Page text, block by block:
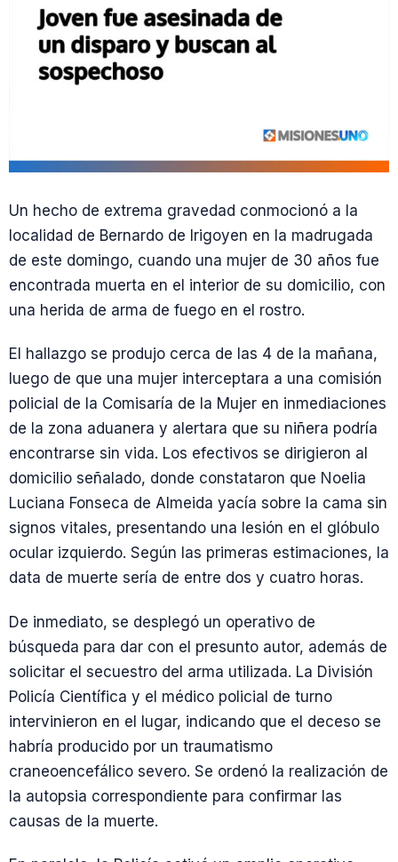
Un hecho de extrema gravedad conmocionó a la
localidad de Bernardo de Irigoyen en la madrugada
de este domingo, cuando una mujer de 30 años fue
encontrada muerta en el interior de su domicilio, con
una herida de arma de fuego en el rostro.
El hallazgo se produjo cerca de las 4 de la mañana,
luego de que una mujer interceptara a una comisión
policial de la Comisaría de la Mujer en inmediaciones
de la zona aduanera y alertara que su niñera podría
encontrarse sin vida. Los efectivos se dirigieron al
domicilio señalado, donde constataron que Noelia
Luciana Fonseca de Almeida yacía sobre la cama sin
signos vitales, presentando una lesión en el glóbulo
ocular izquierdo. Según las primeras estimaciones, la
data de muerte sería de entre dos y cuatro horas.
De inmediato, se desplegó un operativo de
búsqueda para dar con el presunto autor, además de
solicitar el secuestro del arma utilizada. La División
Policía Científica y el médico policial de turno
intervinieron en el lugar, indicando que el deceso se
habría producido por un traumatismo
craneoencefálico severo. Se ordenó la realización de
la autopsia correspondiente para confirmar las
causas de la muerte.